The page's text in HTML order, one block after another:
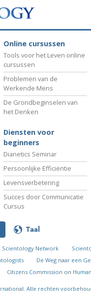
Online cursussen
Tools voor het Leven online
cursussen
Problemen van de
Werkende Mens
De Grondbeginselen van
het Denken
Diensten voor
beginners
Dianetics Seminar
Persoonlijke Efficiëntie
Levensverbetering
Succes door Communicatie
Cursus
Taal
Scientology Network
De Weg naar een
Citizens Commission on
Alle rechten